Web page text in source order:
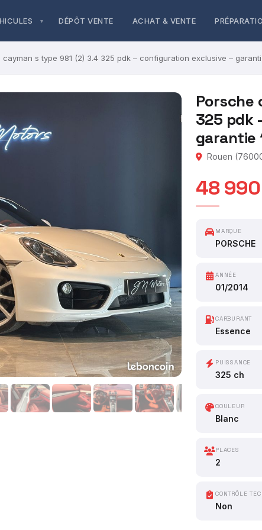
DÉPÔT VENTE ACHAT & VENTE
cayman s type 981 (2) 3.4 325 pdk – configuration exclusive –
Porsche
325 pdk
garantie
Rouen
48
MARQUE
PORSCHE
ANNÉE
01/2014
CARBURANT
Essence
PUISSANCE
325 ch
COULEUR
Blanc
PLACES
2
CONTRÔLE
Non